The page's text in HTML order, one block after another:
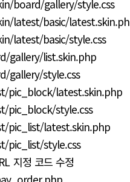
board/gallery/style.css
latest/basic/
latest/basic/style.css
list.skin.php
style.css
latest.skin.php
style.css
latest.skin.php
style.css
지정 코드 수정